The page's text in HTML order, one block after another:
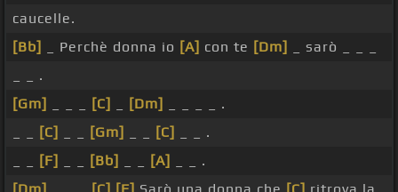
caucelle.
[Bb]
_ Perchè donna io [A] con te [Dm]
_ sarò _ _ _
_ _ .
[Gm]
[C] [Dm]
_ _ _ _ .
[C] [Gm] [C]
_ _ .
[F] [Bb] [A]
_ _ .